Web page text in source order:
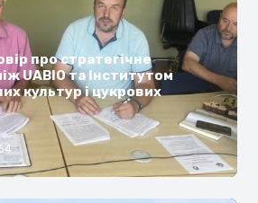
про стратегічне
UABIO та Інститутом
культур і цукрових